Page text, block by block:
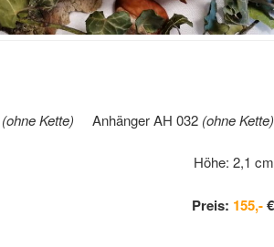
(ohne Kette) Anhänger AH 032 (ohne Kette)
Höhe: 2,1 cm
Preis: 155,-€